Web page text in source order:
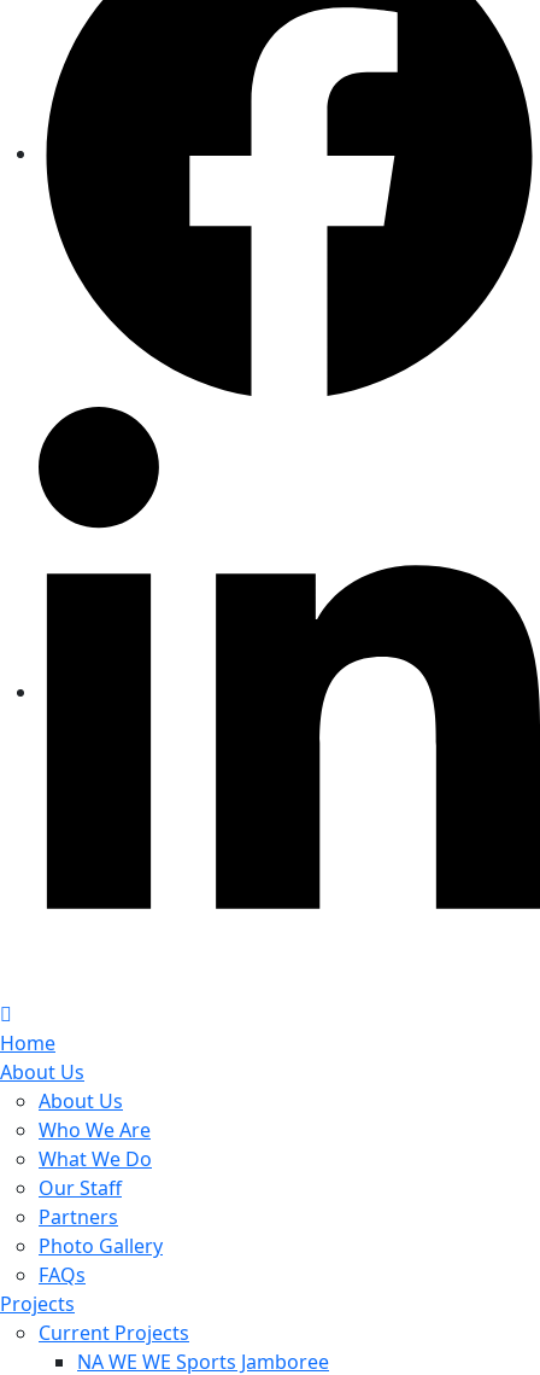
Home
About Us
About Us
Who We Are
What We Do
Our Staff
Partners
Photo Gallery
FAQs
Projects
Current Projects
NA WE WE Sports Jamboree